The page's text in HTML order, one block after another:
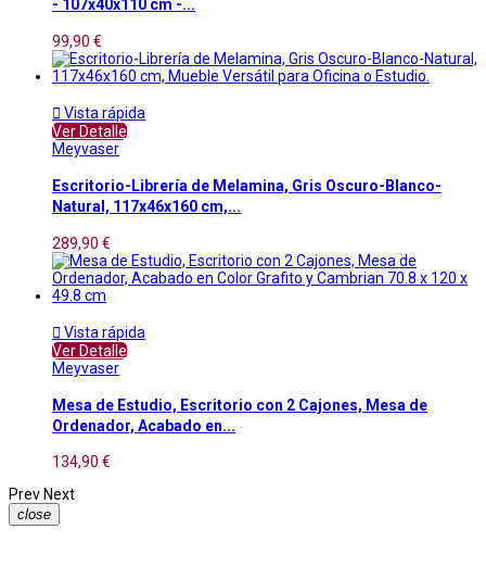
- 107x40x110 cm -...
99,90 €
 Vista rápida
Ver Detalle
Meyvaser
Escritorio-Librería de Melamina, Gris Oscuro-Blanco-
Natural, 117x46x160 cm,...
289,90 €
 Vista rápida
Ver Detalle
Meyvaser
Mesa de Estudio, Escritorio con 2 Cajones, Mesa de
Ordenador, Acabado en...
134,90 €
Prev Next
close